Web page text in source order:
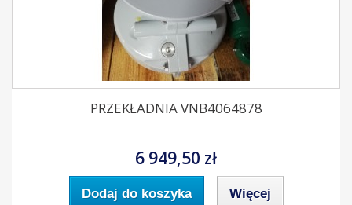
PRZEKŁADNIA VNB4064878
6 949,50 zł
Dodaj do koszyka Więcej